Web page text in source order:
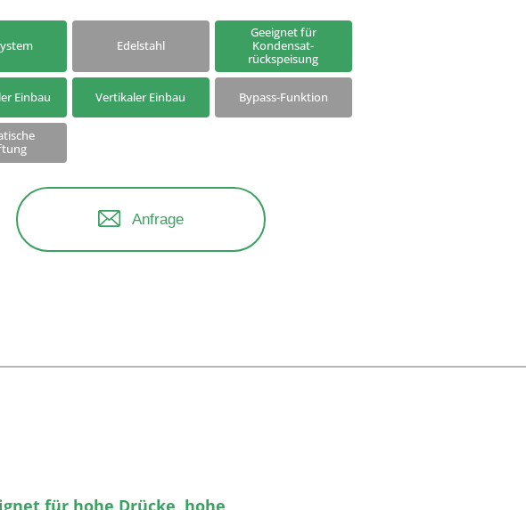
suchen
Verkaufszeitraums
Edelstahl
Geeignet für
Kondensat-
rückspeisung
Einbau Vertikaler Einbau Bypass-Funktion
Anfrage
für hohe Drücke, hohe